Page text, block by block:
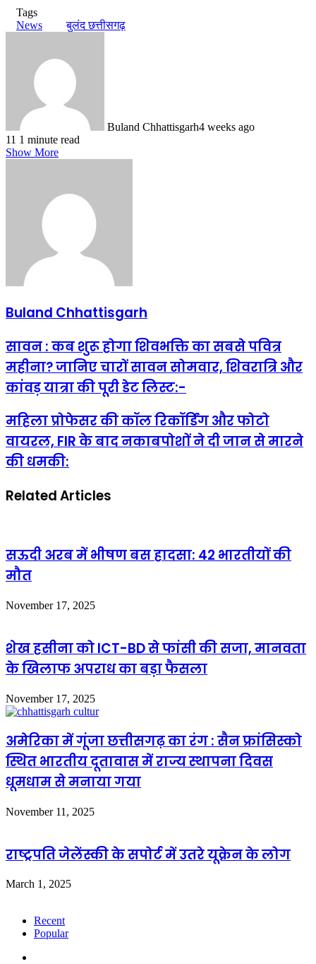
Tags
News
बुलंद छत्तीसगढ़
Buland Chhattisgarh4 weeks ago
11 1 minute read
Show More
Buland Chhattisgarh
सावन : कब शुरू होगा शिवभक्ति का सबसे पवित्र
महीना? जानिए चारों सावन सोमवार, शिवरात्रि और
कांवड़ यात्रा की पूरी डेट लिस्ट:-
महिला प्रोफेसर की कॉल रिकॉर्डिंग और फोटो
वायरल, FIR के बाद नकाबपोशों ने दी जान से मारने
की धमकी:
Related Articles
सऊदी अरब में भीषण बस हादसा: 42 भारतीयों की
मौत
November 17, 2025
शेख हसीना को ICT-BD से फांसी की सजा, मानवता
के खिलाफ अपराध का बड़ा फैसला
November 17, 2025
अमेरिका में गूंजा छत्तीसगढ़ का रंग : सैन फ्रांसिस्को
स्थित भारतीय दूतावास में राज्य स्थापना दिवस
धूमधाम से मनाया गया
November 11, 2025
राष्ट्रपति जेलेंस्की के सपोर्ट में उतरे यूक्रेन के लोग
March 1, 2025
Recent
Popular